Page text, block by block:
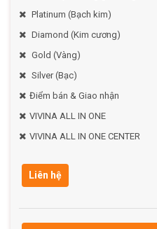
Platinum (Bạch kim)
Diamond (Kim cương)
Gold (Vàng)
Silver (Bạc)
Điểm bán & Giao nhận
VIVINA ALL IN ONE
VIVINA ALL IN ONE CENTER
Liên hệ